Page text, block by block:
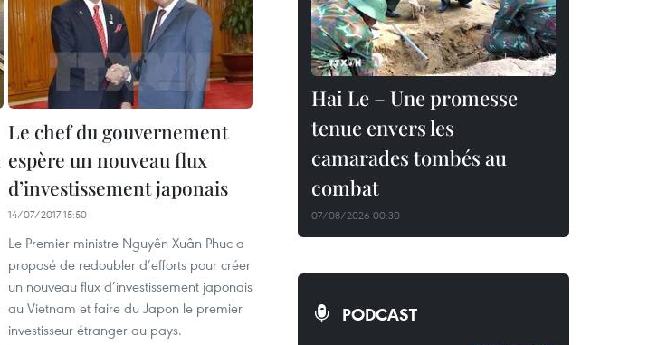
Le chef du gouvernement
espère un nouveau flux
d’investissement japonais
14/07/2017 15:50
Le Premier ministre Nguyên Xuân Phuc a
proposé de redoubler d’efforts pour créer
un nouveau flux d’investissement japonais
au Vietnam et faire du Japon le premier
investisseur étranger au pays.
Hai Le – Une promesse
tenue envers les
camarades tombés au
combat
07/08/2026 00:30
PODCAST